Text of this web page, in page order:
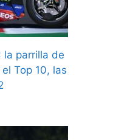
la parrilla de
Top 10, las